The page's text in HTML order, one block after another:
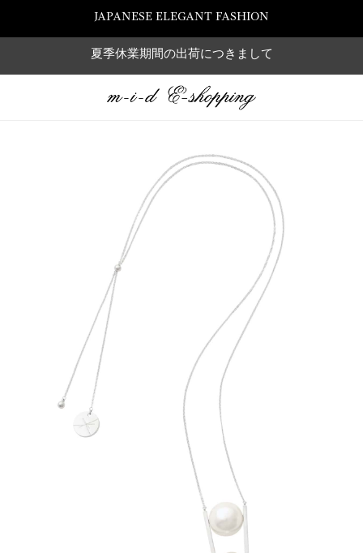
JAPANESE ELEGANT FASHION
夏季休業期間の出荷につきまして